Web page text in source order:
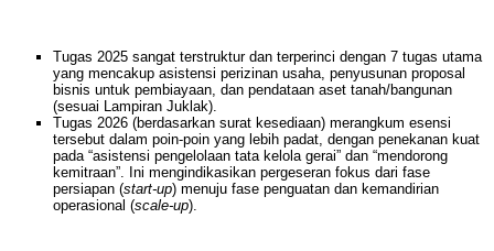
Tugas 2025 sangat terstruktur dan terperinci dengan 7 tugas utama
yang mencakup asistensi perizinan usaha, penyusunan proposal
bisnis untuk pembiayaan, dan pendataan aset tanah/bangunan
(sesuai Lampiran Juklak).
Tugas 2026 (berdasarkan surat kesediaan) merangkum esensi
tersebut dalam poin-poin yang lebih padat, dengan penekanan kuat
pada “asistensi pengelolaan tata kelola gerai” dan “mendorong
kemitraan”. Ini mengindikasikan pergeseran fokus dari fase
persiapan (start-up) menuju fase penguatan dan kemandirian
operasional (scale-up).